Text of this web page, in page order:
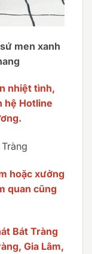
men xanh
nhiệt tình,
hệ Hotline
hoặc xưởng
quan cũng
Bát Tràng
Gia Lâm,